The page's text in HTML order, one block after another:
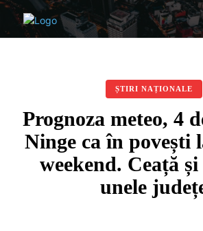
ȘTIRI NAȚIONALE
Prognoza meteo, 4
Ninge ca în povești
weekend. Ceață
unele